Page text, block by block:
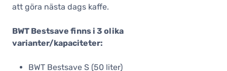
att göra nästa dags kaffe.
BWT Bestsave finns i 3 olika
varianter/kapaciteter:
BWT Bestsave S (50 liter)